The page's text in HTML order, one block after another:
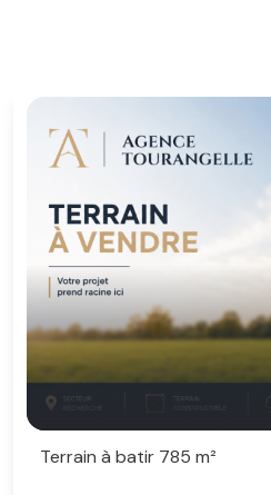
Terrain à batir 785 m²